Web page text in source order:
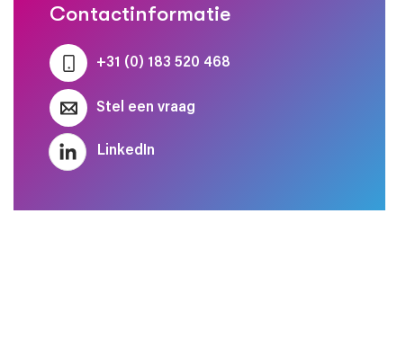
Contactinformatie
+31 (0) 183 520 468
Stel een vraag
LinkedIn